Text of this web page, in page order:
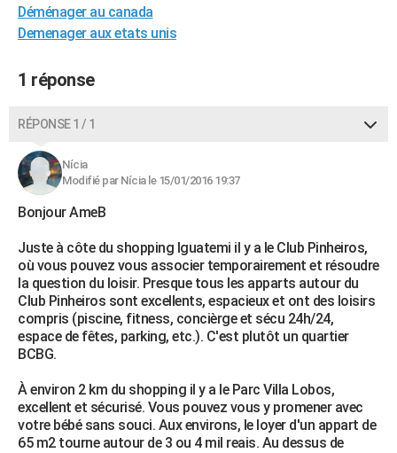
Déménager au canada
Demenager aux etats unis
1 réponse
RÉPONSE 1 / 1
Nícia
Modifié par Nícia le 15/01/2016 19:37
Bonjour AmeB
Juste à côte du shopping Iguatemi il y a le Club Pinheiros,
où vous pouvez vous associer temporairement et résoudre
la question du loisir. Presque tous les apparts autour du
Club Pinheiros sont excellents, espacieux et ont des loisirs
compris (piscine, fitness, concièrge et sécu 24h/24,
espace de fêtes, parking, etc.). C'est plutôt un quartier
BCBG.
À environ 2 km du shopping il y a le Parc Villa Lobos,
excellent et sécurisé. Vous pouvez vous y promener avec
votre bébé sans souci. Aux environs, le loyer d'un appart de
65 m2 tourne autour de 3 ou 4 mil reais. Au dessus de